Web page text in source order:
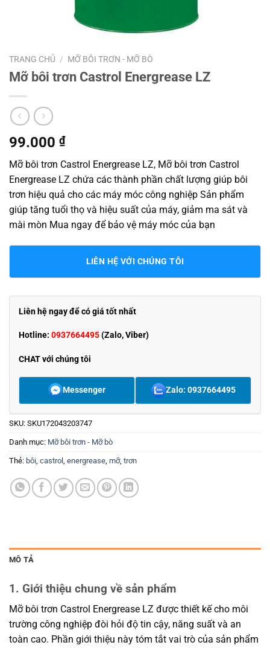
TRANG CHỦ / MỠ BÔI TRƠN - MỠ BÒ
Mỡ bôi trơn Castrol Energrease LZ
99.000 ₫
Mỡ bôi trơn Castrol Energrease LZ, Mỡ bôi trơn Castrol
Energrease LZ chứa các thành phần chất lượng giúp bôi
trơn hiệu quả cho các máy móc công nghiệp Sản phẩm
giúp tăng tuổi thọ và hiệu suất của máy, giảm ma sát và
mài mòn Mua ngay để bảo vệ máy móc của bạn
LIÊN HỆ VỚI CHÚNG TÔI
Liên hệ ngay để có giá tốt nhất
Hotline: 0937664495(Zalo, Viber)
CHAT với chúng tôi
Messenger Zalo: 0937664495
SKU: SKU172043203747
Danh mục: Mỡ bôi trơn - Mỡ bò
Thẻ: bôi castrol energrease mỡ, trơn
MÔ TẢ
1. Giới thiệu chung về sản phẩm
Mỡ bôi trơn Castrol Energrease LZ được thiết kế cho môi
trường công nghiệp đòi hỏi độ tin cậy, năng suất và an
toàn cao. Phần giới thiệu này tóm tắt vai trò của sản phẩm